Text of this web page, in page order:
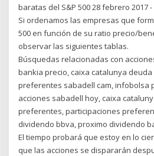
baratas del S&P 500 28 febrero 2017
Si ordenamos las empresas que
500 en función de su ratio precio/
observar las siguientes tablas.
Búsquedas relacionadas con
bankia precio, caixa catalunya
preferentes sabadell cam, infobolsa
acciones sabadell hoy, caixa
preferentes, participaciones
dividendo bbva, proximo dividendo
El tiempo probará que estoy en lo
que las acciones se dispararán